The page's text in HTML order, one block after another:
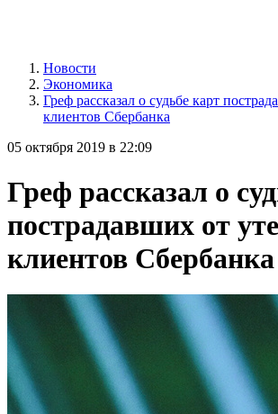
Новости
Экономика
Греф рассказал о судьбе карт
клиентов Сбербанка
05 октября 2019 в 22:09
Греф рассказал о
пострадавших от
клиентов Сбербанка